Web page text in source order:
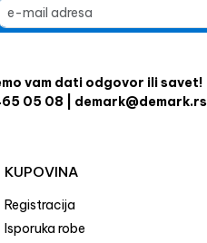
vam dati odgovor ili savet!
05 08 | demark@demark.rs
KUPOVINA
Registracija
Isporuka robe